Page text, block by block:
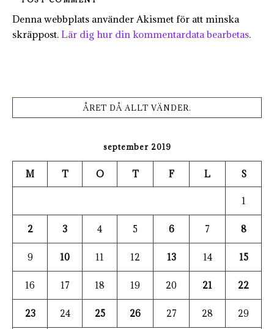
Denna webbplats använder Akismet för att minska
skräppost. Lär dig hur din kommentardata bearbetas.
ÅRET DÅ ALLT VÄNDER.
september 2019
M T O T F L S
1
2 3 4 5 6 7 8
9 10 11 12 13 14 15
16 17 18 19 20 21 22
23 24 25 26 27 28 29